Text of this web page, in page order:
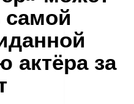
самой
актёра за